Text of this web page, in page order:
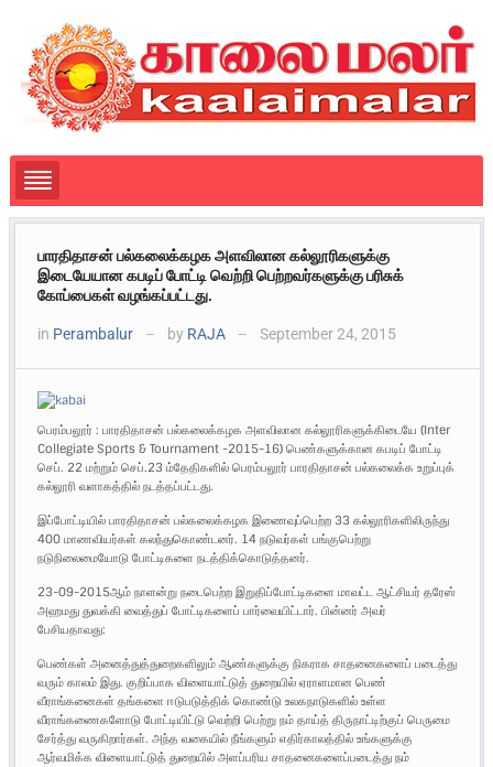
பாரதிதாசன் பல்கலைக்கழக அளவிலான கல்லூரிகளுக்கு
இடையேயான கபடிப் போட்டி வெற்றி பெற்றவர்களுக்கு பரிசுக்
கோப்பைகள் வழங்கப்பட்டது.
in Perambalur — by RAJA — September 24, 2015
பெரம்பலூர் : பாரதிதாசன் பல்கலைக்கழக அளவிலான கல்லூரிகளுக்கிடையே (Inter
Collegiate Sports & Tournament -2015-16) பெண்களுக்கான கபடிப் போட்டி
செப். 22 மற்றும் செப்.23 ம்தேதிகளில் பெரம்பலூர் பாரதிதாசன் பல்கலைக்க உறுப்புக்
கல்லூரி வளாகத்தில் நடத்தப்பட்டது.
இப்போட்டியில் பாரதிதாசன் பல்கலைக்கழக இணைவுப்பெற்ற 33 கல்லூரிகளிலிருந்து
400 மாணவியர்கள் கலந்துகொண்டனர். 14 நடுவர்கள் பங்குபெற்று
நடுநிலைமையோடு போட்டிகளை நடத்திக்கொடுத்தனர்.
23-09-2015ஆம் நாளன்று நடைபெற்ற இறுதிப்போட்டிகளை மாவட்ட ஆட்சியர் தரேஸ்
அஹமது துவக்கி வைத்துப் போட்டிகளைப் பார்வையிட்டார். பின்னர் அவர்
பேசியதாவது:
பெண்கள் அனைத்துத்துறைகளிலும் ஆண்களுக்கு நிகராக சாதனைகளைப் படைத்து
வரும் காலம் இது. குறிப்பாக விளையாட்டுத் துறையில் ஏராளமான பெண்
வீராங்கனைகள் தங்களை ஈடுபடுத்திக் கொண்டு உலகநாடுகளில் உள்ள
வீராங்கணைகளோடு போட்டியிட்டு வெற்றி பெற்று நம் தாய்த் திருநாட்டிற்குப் பெருமை
சேர்த்து வருகிறார்கள். அந்த வகையில் நீங்களும் எதிர்காலத்தில் உங்களுக்கு
ஆர்வமிக்க விளையாட்டுத் துறையில் அளப்பரிய சாதனைகளைப்படைத்து நம்